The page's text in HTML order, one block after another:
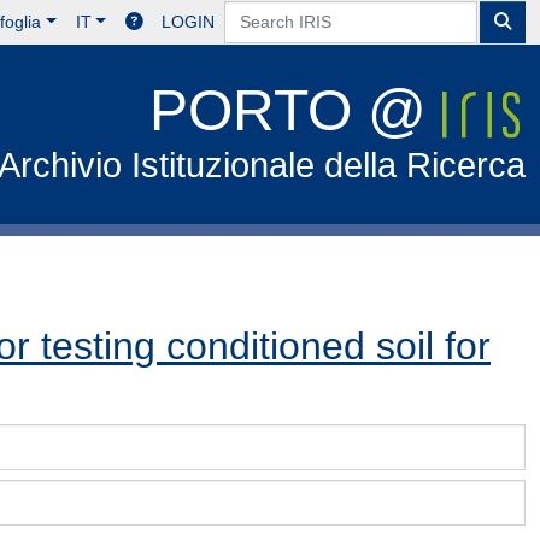
IT LOGIN
PORTO @
Istituzionale della Ricerca
testing conditioned soil for